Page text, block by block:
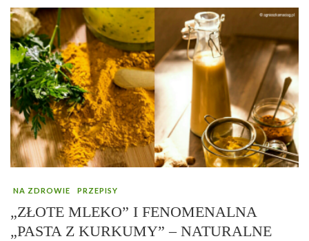
NA ZDROWIE PRZEPISY
„ZŁOTE MLEKO” I FENOMENALNA
„PASTA Z KURKUMY” – NATURALNE